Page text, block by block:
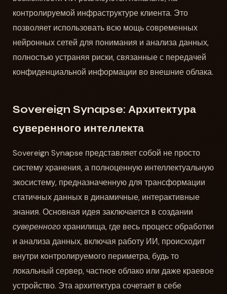
контролируемой инфраструктуре клиента. Это
позволяет использовать всю мощь современных
нейронных сетей для понимания и анализа данных,
полностью устраняя риски, связанные с передачей
конфиденциальной информации во внешние облака.
Sovereign Synapse: Архитектура
суверенного интеллекта
Sovereign Synapse представляет собой не просто
систему хранения, а полноценную интеллектуальную
экосистему, предназначенную для трансформации
статичных данных в динамичные, интерактивные
знания. Основная идея заключается в создании
суверенногохранилища, где весь процесс обработки
и анализа данных, включая работу ИИ, происходит
внутри контролируемого периметра, будь то
локальный сервер, частное облако или даже краевое
устройство. Эта архитектура сочетает в себе